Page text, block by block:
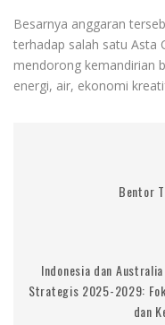
Besarnya anggaran
terhadap salah satu Asta
mendorong kemandirian
energi, air, ekonomi
Bentor
Indonesia dan
Strategis 2025-2029:
dan